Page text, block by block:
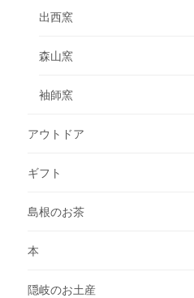
出西窯
森山窯
袖師窯
アウトドア
ギフト
島根のお茶
本
隠岐のお土産